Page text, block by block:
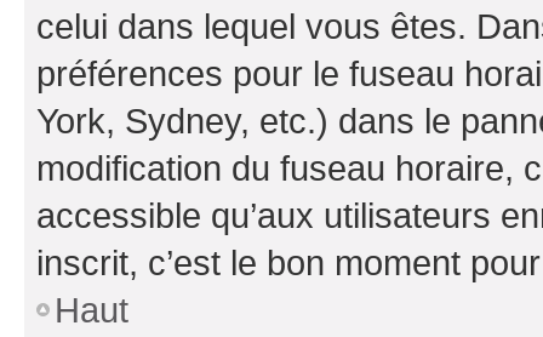
celui dans lequel vous êtes.
préférences pour le fuseau
York, Sydney, etc.) dans le
modification du fuseau horaire,
accessible qu’aux utilisateurs
inscrit, c’est le bon moment
Haut